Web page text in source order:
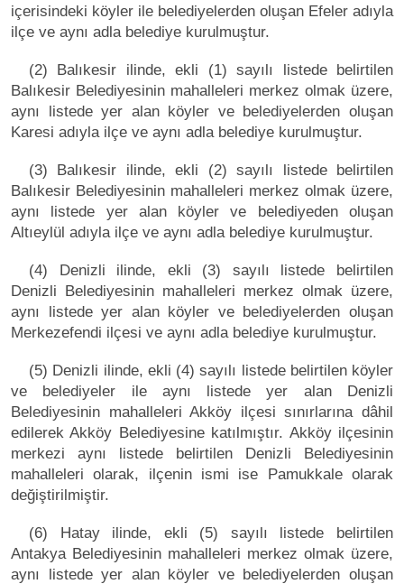
içerisindeki köyler ile belediyelerden oluşan Efeler adıyla
ilçe ve aynı adla belediye kurulmuştur.
(2) Balıkesir ilinde, ekli (1) sayılı listede belirtilen
Balıkesir Belediyesinin mahalleleri merkez olmak üzere,
aynı listede yer alan köyler ve belediyelerden oluşan
Karesi adıyla ilçe ve aynı adla belediye kurulmuştur.
(3) Balıkesir ilinde, ekli (2) sayılı listede belirtilen
Balıkesir Belediyesinin mahalleleri merkez olmak üzere,
aynı listede yer alan köyler ve belediyeden oluşan
Altıeylül adıyla ilçe ve aynı adla belediye kurulmuştur.
(4) Denizli ilinde, ekli (3) sayılı listede belirtilen
Denizli Belediyesinin mahalleleri merkez olmak üzere,
aynı listede yer alan köyler ve belediyelerden oluşan
Merkezefendi ilçesi ve aynı adla belediye kurulmuştur.
(5) Denizli ilinde, ekli (4) sayılı listede belirtilen köyler
ve belediyeler ile aynı listede yer alan Denizli
Belediyesinin mahalleleri Akköy ilçesi sınırlarına dâhil
edilerek Akköy Belediyesine katılmıştır. Akköy ilçesinin
merkezi aynı listede belirtilen Denizli Belediyesinin
mahalleleri olarak, ilçenin ismi ise Pamukkale olarak
değiştirilmiştir.
(6) Hatay ilinde, ekli (5) sayılı listede belirtilen
Antakya Belediyesinin mahalleleri merkez olmak üzere,
aynı listede yer alan köyler ve belediyelerden oluşan